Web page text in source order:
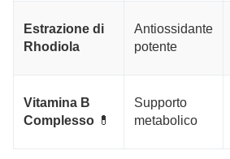
Estrazione di
Rhodiola
Antiossidante
potente
Vitamina B
Complesso 💊
Supporto
metabolico